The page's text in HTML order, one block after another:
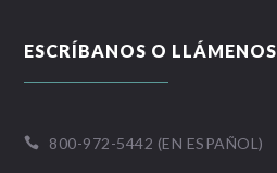
ESCRÍBANOS O LLÁMENOS
 800-972-5442 (EN ESPAÑOL)